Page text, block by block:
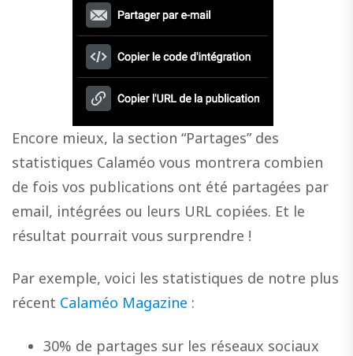
Encore mieux, la section “Partages” des
statistiques Calaméo vous montrera combien
de fois vos publications ont été partagées par
email, intégrées ou leurs URL copiées. Et le
résultat pourrait vous surprendre !
Par exemple, voici les statistiques de notre plus
récent Calaméo Magazine :
30% de partages sur les réseaux sociaux